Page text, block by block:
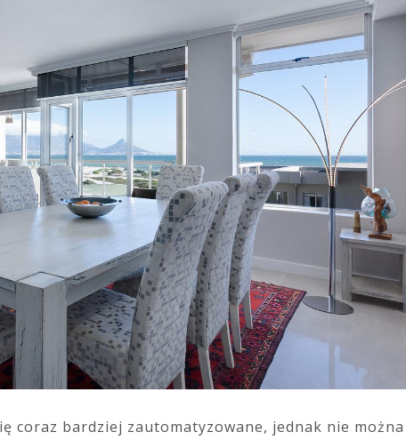
coraz bardziej zautomatyzowane, jednak nie można